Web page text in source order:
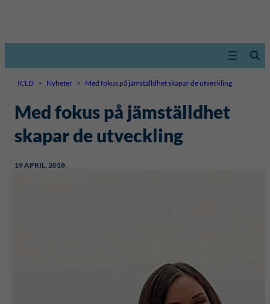
ICLD > Nyheter > Med fokus på jämställdhet skapar de utveckling
Med fokus på jämställdhet
skapar de utveckling
19 APRIL, 2018